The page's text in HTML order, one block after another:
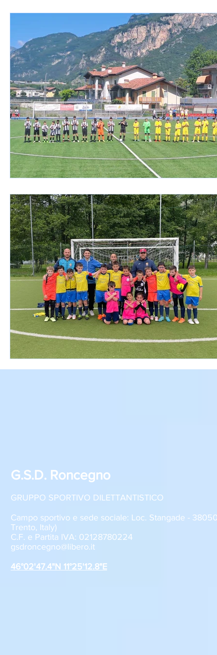
G.S.D. Roncegno
GRUPPO SPORTIVO DILETTANTISTICO
Campo sportivo e sede sociale: Loc. Stangade -
Trento, Italy)
C.F. e Partita IVA: 02128780224
gsdroncegno@libero.it
46°02'47.4"N 11°25'12.8"E